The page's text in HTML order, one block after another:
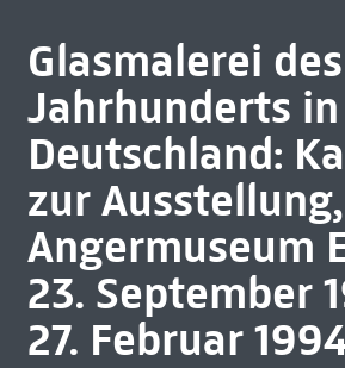
Glasmalerei
Jahrhunderts in
Deutschland:
zur Ausstellung,
Angermuseum
23. September
27. Februar